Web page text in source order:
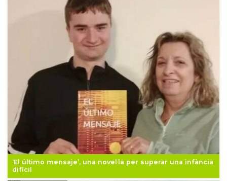
‘El último mensaje’, una novel·la per superar una infància
difícil